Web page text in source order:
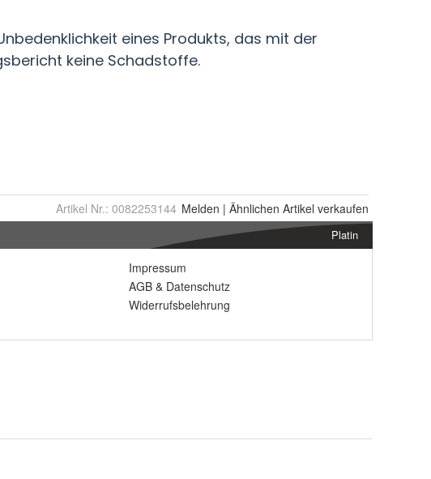
Artikel Nr.: 0082253144 Melden | Ähnlichen Artikel verkaufen
Platin
Impressum
AGB & Datenschutz
Widerrufsbelehrung